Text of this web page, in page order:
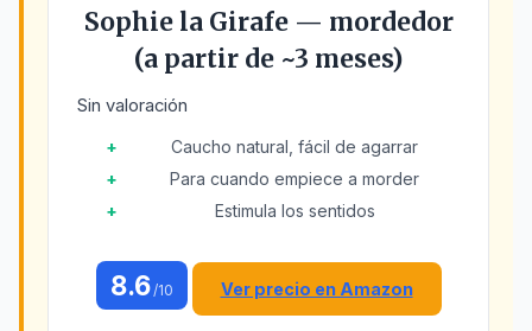
Sophie la Girafe — mordedor
(a partir de ~3 meses)
Sin valoración
Caucho natural, fácil de agarrar
Para cuando empiece a morder
Estimula los sentidos
8.6/10 Ver precio en Amazon